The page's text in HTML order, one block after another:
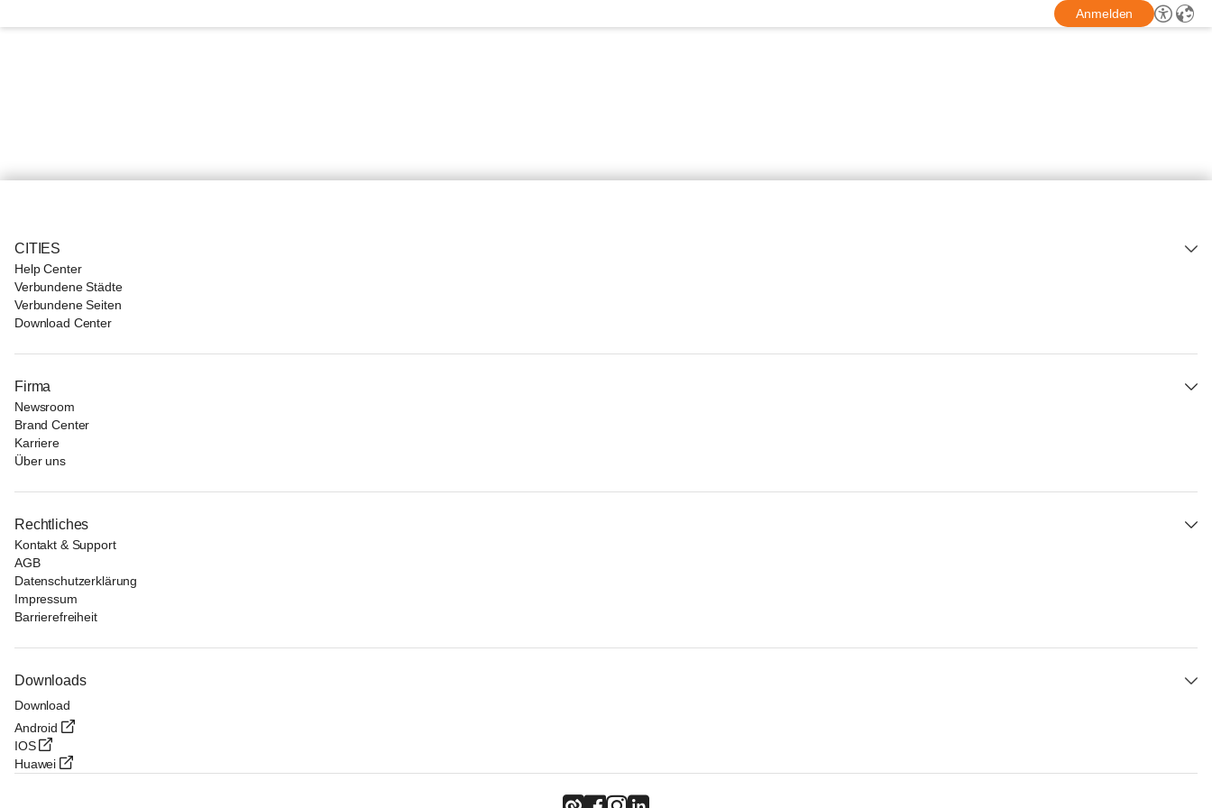
Anmelden
CITIES
Help Center
Verbundene Städte
Verbundene Seiten
Download Center
Firma
Newsroom
Brand Center
Karriere
Über uns
Rechtliches
Kontakt & Support
AGB
Datenschutzerklärung
Impressum
Barrierefreiheit
Downloads
Download
Android
IOS
Huawei